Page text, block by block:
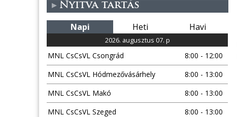
hely
Nyitva tartás
Napi Heti Havi
2026. augusztus 07. p
MNL CsCsVL Csongrád
8:00 - 12:00
MNL CsCsVL Hódmezővásárhely
8:00 - 13:00
MNL CsCsVL Makó
8:00 - 13:00
MNL CsCsVL Szeged
8:00 - 13:00